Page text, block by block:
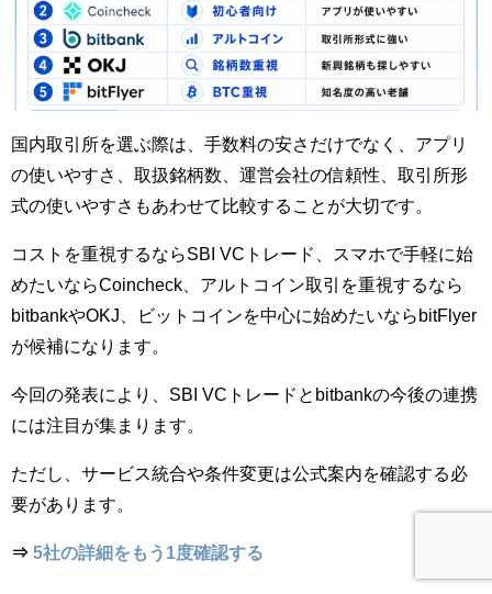
国内取引所を選ぶ際は、手数料の安さだけでなく、アプリ
の使いやすさ、取扱銘柄数、運営会社の信頼性、取引所形
式の使いやすさもあわせて比較することが大切です。
コストを重視するならSBI VCトレード、スマホで手軽に始
めたいならCoincheck、アルトコイン取引を重視するなら
bitbankやOKJ、ビットコインを中心に始めたいならbitFlyer
が候補になります。
今回の発表により、SBI VCトレードとbitbankの今後の連携
には注目が集まります。
ただし、サービス統合や条件変更は公式案内を確認する必
要があります。
⇒ 5社の詳細をもう1度確認する